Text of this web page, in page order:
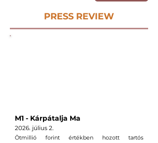
PRESS REVIEW
M1 - Kárpátalja Ma
2026. július 2.
Ötmillió forint értékben hozott tartós